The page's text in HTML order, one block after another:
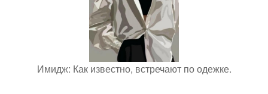
Имидж: Как известно, встречают по одежке.